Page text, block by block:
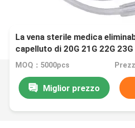
La vena sterile medica
capelluto di 20G 21G 22G
ago della farfalla delle ali
MOQ：5000pcs
Miglior prezzo